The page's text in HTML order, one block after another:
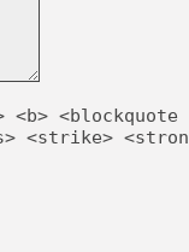
[GK] Le beat'em up The
[GK] Endless Legend 2 :
[LS] [PS5] Le WebKit
<blockquote
<strike>